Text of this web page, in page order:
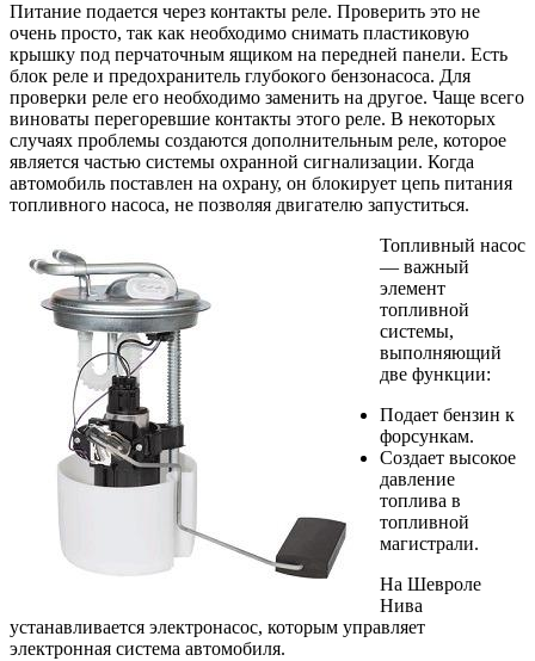
Питание подается через контакты реле. Проверить это не
очень просто, так как необходимо снимать пластиковую
крышку под перчаточным ящиком на передней панели. Есть
блок реле и предохранитель глубокого бензонасоса. Для
проверки реле его необходимо заменить на другое. Чаще всего
виноваты перегоревшие контакты этого реле. В некоторых
случаях проблемы создаются дополнительным реле, которое
является частью системы охранной сигнализации. Когда
автомобиль поставлен на охрану, он блокирует цепь питания
топливного насоса, не позволяя двигателю запуститься.
Топливный насос
— важный
элемент
топливной
системы,
выполняющий
две функции:
Подает бензин к
форсункам.
Создает высокое
давление
топлива в
топливной
магистрали.
На Шевроле
Нива
устанавливается электронасос, которым управляет
электронная система автомобиля.